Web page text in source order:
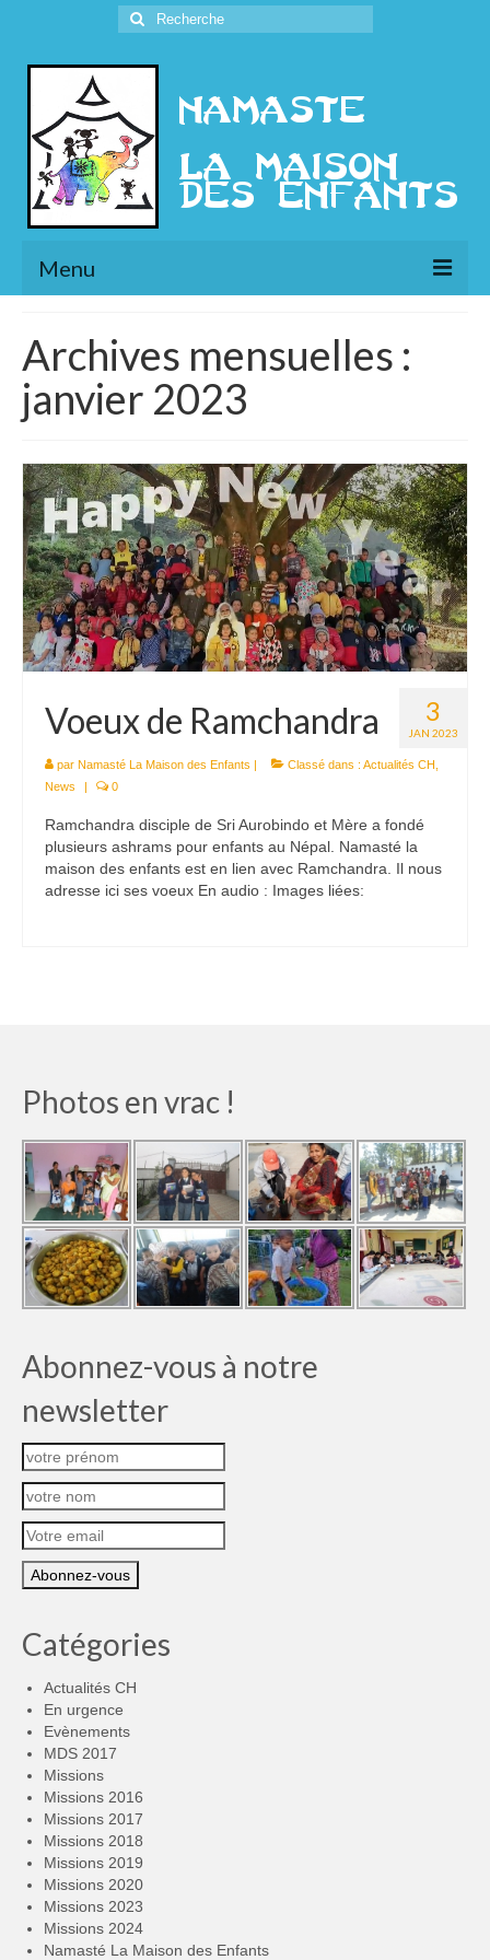
Rechercher
:
Menu
Présentation
l’Ethique
Historique
Le Népal
Documents
Parrainages
Missions 2023
Nous contacter
Archives mensuelles :
janvier 2023
3
JAN 2023
Voeux de Ramchandra
par Namasté La Maison des Enfants Classé dans : Actualités CH
News
0
Ramchandra disciple de Sri Aurobindo et Mère a fondé
plusieurs ashrams pour enfants au Népal. Namasté la
maison des enfants est en lien avec Ramchandra. Il nous
adresse ici ses voeux En audio : Images liées:
Photos en vrac !
Abonnez-vous à notre
newsletter
Catégories
Actualités CH
En urgence
Evènements
MDS 2017
Missions
Missions 2016
Missions 2017
Missions 2018
Missions 2019
Missions 2020
Missions 2023
Missions 2024
Namasté La Maison des Enfants